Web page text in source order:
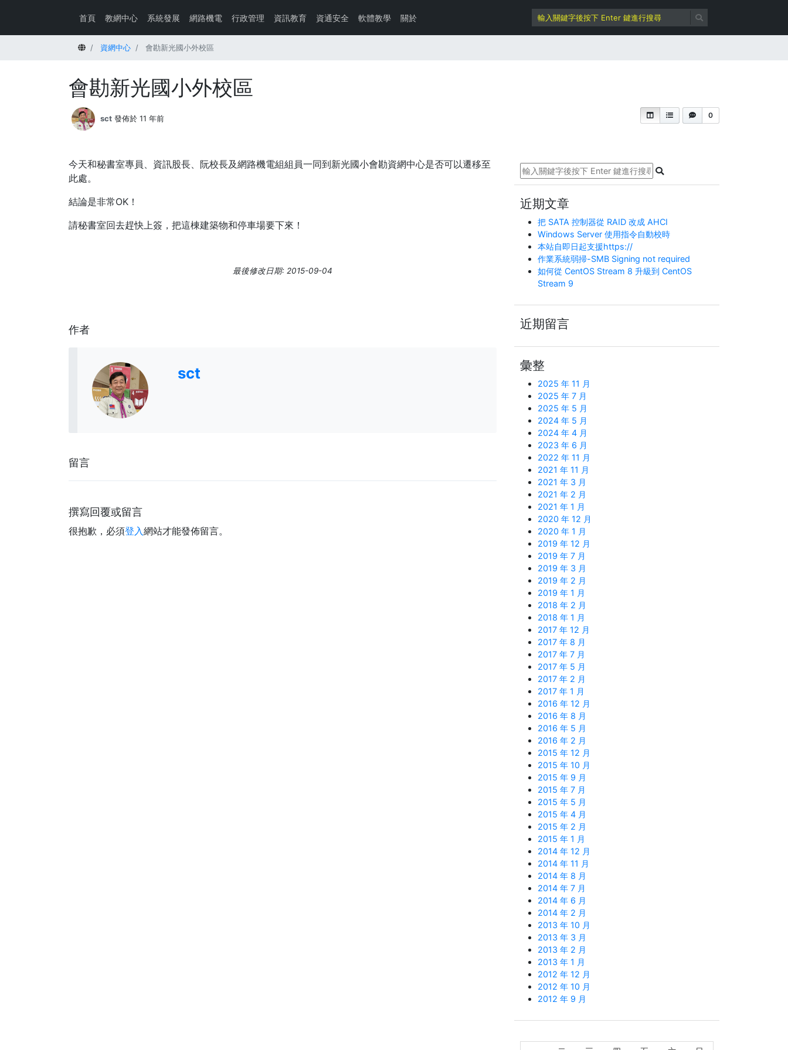
首頁 教網中心 系統發展 網路機電 行政管理 資訊教育 資通安全 軟體教學 關於
首頁 資網中心 會勘新光國小外校區
會勘新光國小外校區
0
sct 發佈於 11 年前
今天和秘書室專員、資訊股長、阮校長及網路機電組組員一同到新光國小會勘資網中心是否可以遷移至
此處。
結論是非常OK！
請秘書室回去趕快上簽，把這棟建築物和停車場要下來！
最後修改日期: 2015-09-04
作者
sct
留言
撰寫回覆或留言
很抱歉，必須登入網站才能發佈留言。
近期文章
把 SATA 控制器從 RAID 改成 AHCI
Windows Server 使用指令自動校時
本站自即日起支援https://
作業系統弱掃-SMB Signing not required
如何從 CentOS Stream 8 升級到 CentOS
Stream 9
近期留言
彙整
2025 年 11 月
2025 年 7 月
2025 年 5 月
2024 年 5 月
2024 年 4 月
2023 年 6 月
2022 年 11 月
2021 年 11 月
2021 年 3 月
2021 年 2 月
2021 年 1 月
2020 年 12 月
2020 年 1 月
2019 年 12 月
2019 年 7 月
2019 年 3 月
2019 年 2 月
2019 年 1 月
2018 年 2 月
2018 年 1 月
2017 年 12 月
2017 年 8 月
2017 年 7 月
2017 年 5 月
2017 年 2 月
2017 年 1 月
2016 年 12 月
2016 年 8 月
2016 年 5 月
2016 年 2 月
2015 年 12 月
2015 年 10 月
2015 年 9 月
2015 年 7 月
2015 年 5 月
2015 年 4 月
2015 年 2 月
2015 年 1 月
2014 年 12 月
2014 年 11 月
2014 年 8 月
2014 年 7 月
2014 年 6 月
2014 年 2 月
2013 年 10 月
2013 年 3 月
2013 年 2 月
2013 年 1 月
2012 年 12 月
2012 年 10 月
2012 年 9 月